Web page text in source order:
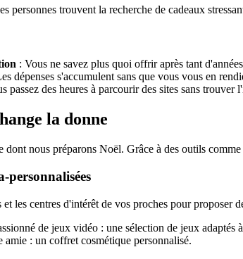
personnes trouvent la recherche de cadeaux
: Vous ne savez plus quoi offrir après tant
dépenses s'accumulent sans que vous vous en
passez des heures à parcourir des sites sans trouver
la donne
nous préparons Noël. Grâce à des outils
personnalisées
les centres d'intérêt de vos proches pour proposer
de jeux vidéo : une sélection de jeux adaptés
amie : un coffret cosmétique personnalisé.